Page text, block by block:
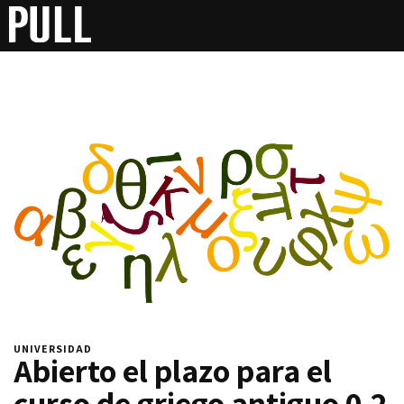
UNIVERSIDAD
Abierto el plazo para el